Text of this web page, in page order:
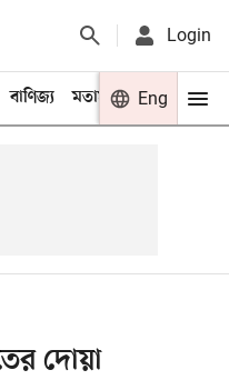
Login
বাণিজ্য মতামত খেলা
Eng
দোয়া